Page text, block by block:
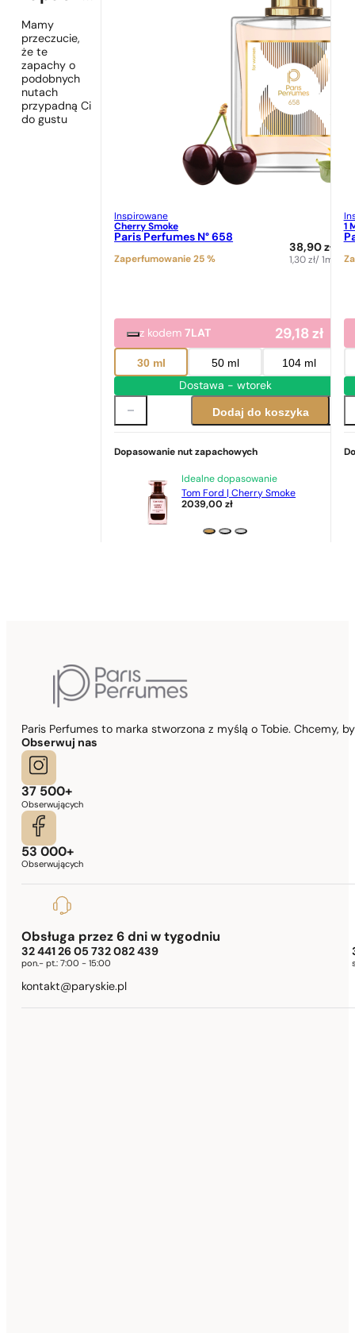
Mamy
przeczucie,
że te
zapachy o
podobnych
nutach
przypadną Ci
do gustu
Inspirowane
Cherry Smoke
Paris Perfumes N° 658
Zaperfumowanie 25 %
38,90zł
1,30zł/ 1ml
z kodem7LAT 29,18zł
30 ml 50 ml 104 ml
Dostawa - wtorek
Dodaj do koszyka
Dopasowanie nut zapachowych
Idealne dopasowanie
Tom Ford | Cherry Smoke
2039,00zł
1
Paris Perfumes to marka stworzona z myślą o Tobie. Chcemy,
Obserwuj nas
37 500+
Obserwujących
53 000+
Obserwujących
Obsługa przez 6 dni w tygodniu
32 441 26 05 732 082 439
pon.- pt.: 7:00 - 15:00
kontakt@paryskie.pl